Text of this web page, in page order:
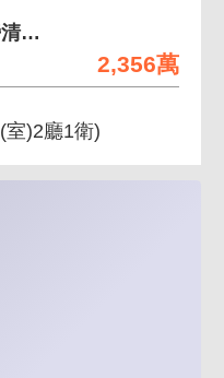
2,356萬
石牌捷運景觀美寓 公園旁清幽美寓，離塵不離城
室)2廳1衛)